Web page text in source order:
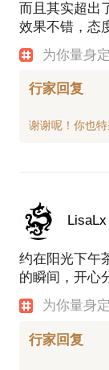
而且其实超出
效果不错，态
为你量身
行家回复
LisaLx
约在阳光下午
的瞬间，开心
为你量身
行家回复